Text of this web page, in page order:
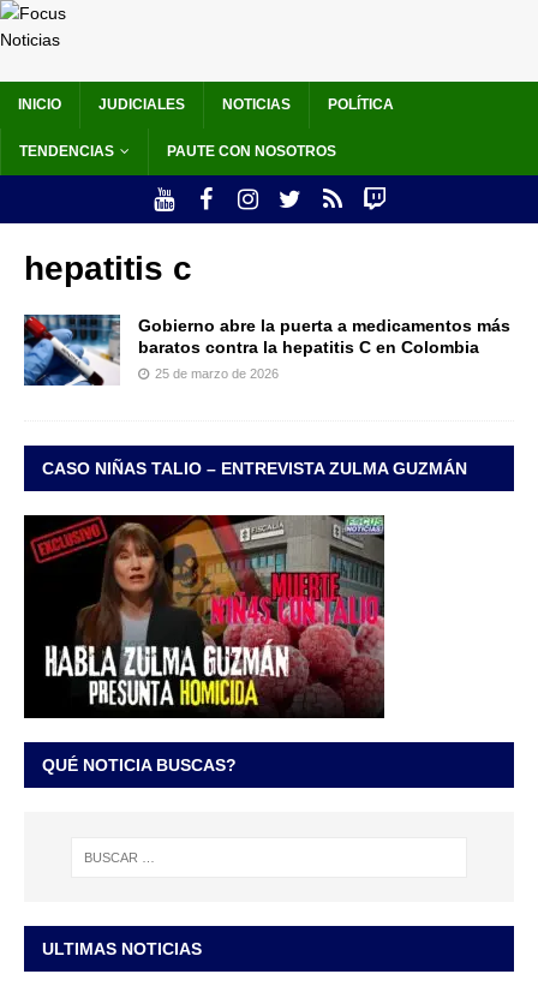
INICIO JUDICIALES NOTICIAS POLÍTICA
TENDENCIAS PAUTE CON NOSOTROS
hepatitis c
Gobierno abre la puerta a medicamentos más
baratos contra la hepatitis C en Colombia
25 de marzo de 2026
CASO NIÑAS TALIO – ENTREVISTA ZULMA GUZMÁN
QUÉ NOTICIA BUSCAS?
ULTIMAS NOTICIAS